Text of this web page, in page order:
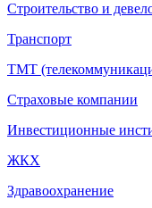
Строительство и
Транспорт
ТМТ
Страховые компании
Инвестиционные
ЖКХ
Здравоохранение